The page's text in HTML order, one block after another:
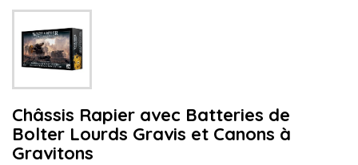
Châssis Rapier avec Batteries de
Bolter Lourds Gravis et Canons à
Gravitons